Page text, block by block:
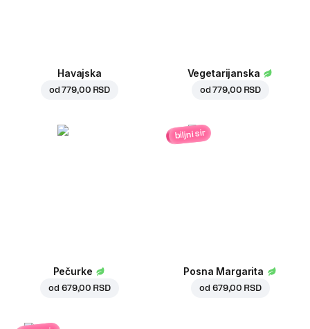
Havajska
od779,00 RSD
Vegetarijanska
od779,00 RSD
Pečurke
od 679,00 RSD
biljni sir
Posna Margarita
od 679,00 RSD